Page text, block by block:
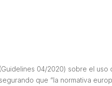
04/2020) sobre el uso
que “la normativa